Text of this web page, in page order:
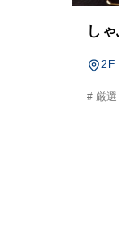
し
2F
# 厳選